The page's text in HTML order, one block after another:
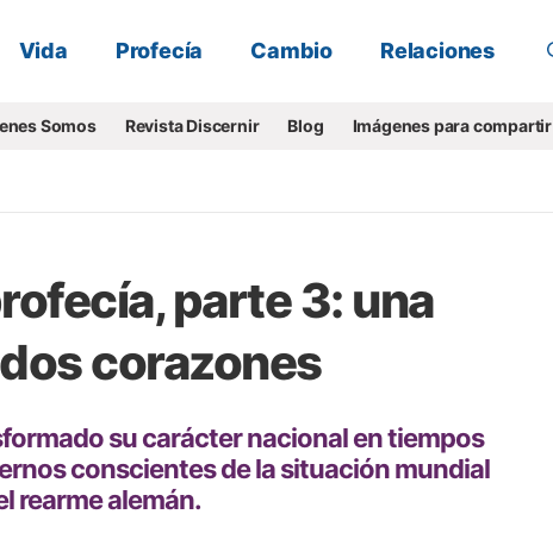
Vida Profecía Cambio Relaciones
Somos Revista Discernir Blog Imágenes para compartir
parte 3: una
corazones
su carácter nacional en tiempos
conscientes de la situación mundial
rearme alemán.